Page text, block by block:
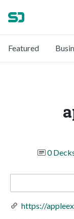
Featured
0
https://